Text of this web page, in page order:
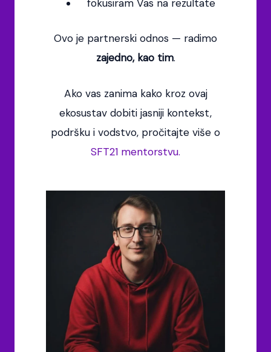
fokusiram Vas na rezultate
Ovo je partnerski odnos — radimo
zajedno, kao tim.
Ako vas zanima kako kroz ovaj
ekosustav dobiti jasniji kontekst,
podršku i vodstvo, pročitajte više o
SFT21 mentorstvu.